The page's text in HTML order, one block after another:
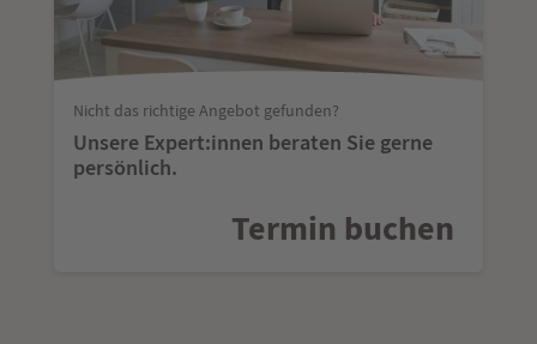
Nicht das richtige Angebot gefunden?
Unsere Expert:innen beraten Sie gerne
persönlich.
Termin buchen